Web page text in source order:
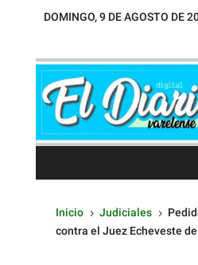
DOMINGO, 9 DE AGOSTO DE
Inicio 5 Judiciales 5
contra el Juez Echeveste